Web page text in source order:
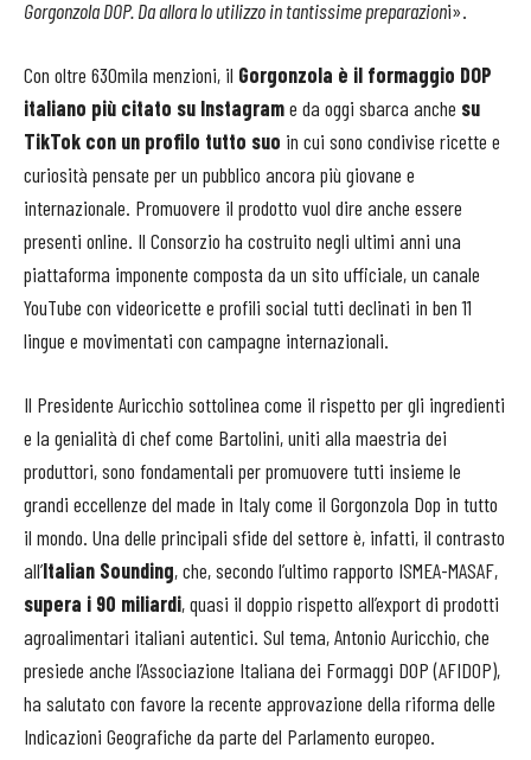
Gorgonzola DOP. Da allora lo utilizzo in tantissime preparazioni».
Con oltre 630mila menzioni, il Gorgonzola è il formaggio DOP
italiano più citato su Instagrame da oggi sbarca anche su
TikTok con un profilo tutto suo in cui sono condivise ricette e
curiosità pensate per un pubblico ancora più giovane e
internazionale. Promuovere il prodotto vuol dire anche essere
presenti online. Il Consorzio ha costruito negli ultimi anni una
piattaforma imponente composta da un sito ufficiale, un canale
YouTube con videoricette e profili social tutti declinati in ben 11
lingue e movimentati con campagne internazionali.
Il Presidente Auricchio sottolinea come il rispetto per gli ingredienti
e la genialità di chef come Bartolini, uniti alla maestria dei
produttori, sono fondamentali per promuovere tutti insieme le
grandi eccellenze del made in Italy come il Gorgonzola Dop in tutto
il mondo. Una delle principali sfide del settore è, infatti, il contrasto
all’Italian Sounding, che, secondo l’ultimo rapporto ISMEA-MASAF,
supera i 90 miliardi, quasi il doppio rispetto all’export di prodotti
agroalimentari italiani autentici. Sul tema, Antonio Auricchio, che
presiede anche l’Associazione Italiana dei Formaggi DOP (AFIDOP),
ha salutato con favore la recente approvazione della riforma delle
Indicazioni Geografiche da parte del Parlamento europeo.